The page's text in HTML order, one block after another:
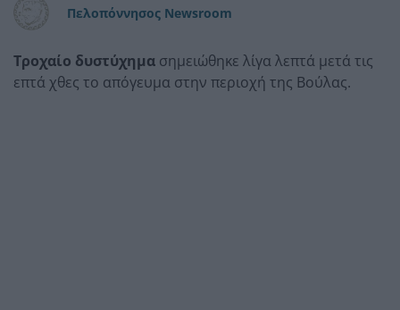
Πελοπόννησος Newsroom
Τροχαίο δυστύχημα σημειώθηκε λίγα λεπτά μετά τις
επτά χθες το απόγευμα στην περιοχή της Βούλας.